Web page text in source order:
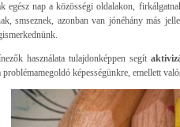
egész nap a közösségi oldalakon,
smseznek, azonban van jónéhány más
használata tulajdonképpen segít
képességünkre, emellett